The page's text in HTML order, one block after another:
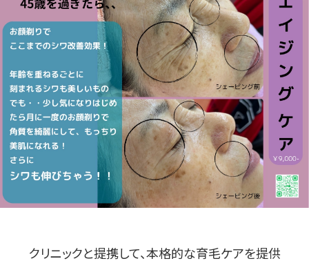
クリニックと提携して、本格的な育毛ケアを提供